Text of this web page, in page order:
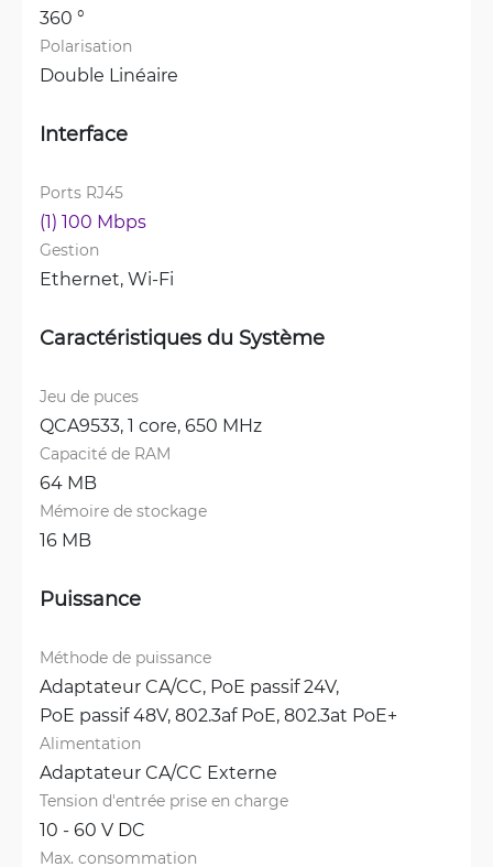
360 °
Polarisation
Double Linéaire
Interface
Ports RJ45
(1) 100 Mbps
Gestion
Ethernet, Wi-Fi
Caractéristiques du Système
Jeu de puces
QCA9533, 1 core, 650 MHz
Capacité de RAM
64 MB
Mémoire de stockage
16 MB
Puissance
Méthode de puissance
Adaptateur CA/CC, PoE passif 24V,
PoE passif 48V, 802.3af PoE, 802.3at PoE+
Alimentation
Adaptateur CA/CC Externe
Tension d'entrée prise en charge
10 - 60 V DC
Max. consommation